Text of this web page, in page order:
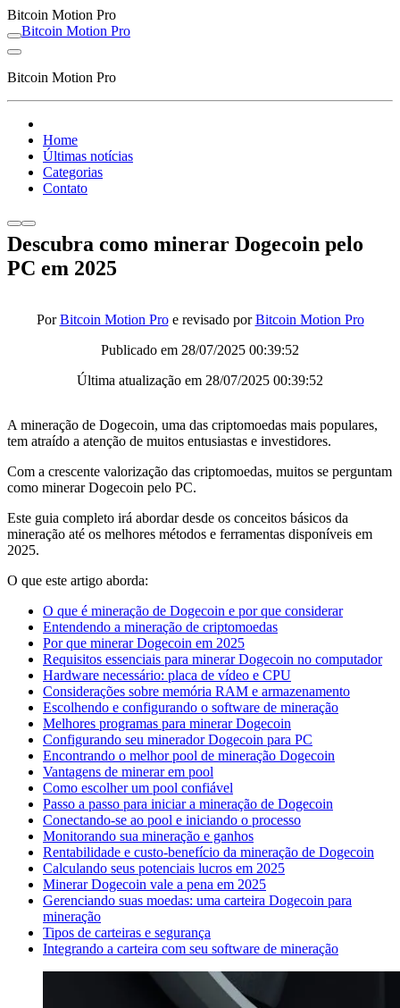
Bitcoin Motion Pro
Bitcoin Motion Pro
Bitcoin Motion Pro
Home
Últimas notícias
Categorias
Contato
Descubra como minerar Dogecoin pelo
PC em 2025
PorBitcoin Motion Proe revisado porBitcoin Motion Pro
Publicado em 28/07/2025 00:39:52
Última atualização em 28/07/2025 00:39:52
A mineração de Dogecoin, uma das criptomoedas mais populares,
tem atraído a atenção de muitos entusiastas e investidores.
Com a crescente valorização das criptomoedas, muitos se perguntam
como minerar Dogecoin pelo PC.
Este guia completo irá abordar desde os conceitos básicos da
mineração até os melhores métodos e ferramentas disponíveis em
2025.
O que este artigo aborda:
O que é mineração de Dogecoin e por que considerar
Entendendo a mineração de criptomoedas
Por que minerar Dogecoin em 2025
Requisitos essenciais para minerar Dogecoin no computador
Hardware necessário: placa de vídeo e CPU
Considerações sobre memória RAM e armazenamento
Escolhendo e configurando o software de mineração
Melhores programas para minerar Dogecoin
Configurando seu minerador Dogecoin para PC
Encontrando o melhor pool de mineração Dogecoin
Vantagens de minerar em pool
Como escolher um pool confiável
Passo a passo para iniciar a mineração de Dogecoin
Conectando-se ao pool e iniciando o processo
Monitorando sua mineração e ganhos
Rentabilidade e custo-benefício da mineração de Dogecoin
Calculando seus potenciais lucros em 2025
Minerar Dogecoin vale a pena em 2025
Gerenciando suas moedas: uma carteira Dogecoin para
mineração
Tipos de carteiras e segurança
Integrando a carteira com seu software de mineração